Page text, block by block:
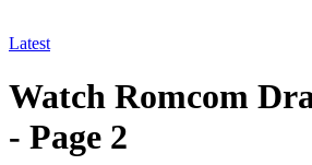
Latest
Watch Romcom
- Page 2